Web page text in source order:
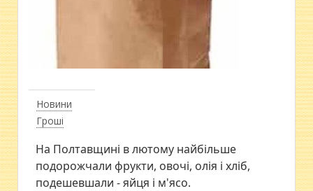
Новини
Гроші
На Полтавщині в лютому найбільше
подорожчали фрукти, овочі, олія і хліб,
подешевшали - яйця і м'ясо.